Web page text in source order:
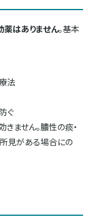
薬はありません。基本
法
ぐ
ません。膿性の痰・
見がある場合にの